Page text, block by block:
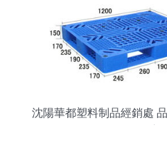
沈陽華都塑料制品經銷處